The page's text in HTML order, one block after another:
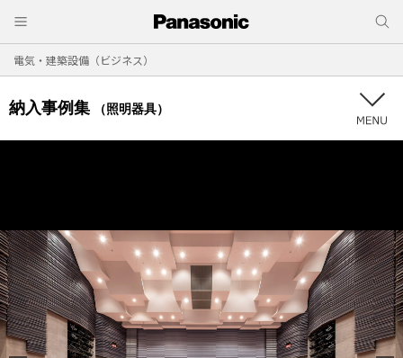
電気・建築設備（ビジネス）
納入事例集 （照明器具）